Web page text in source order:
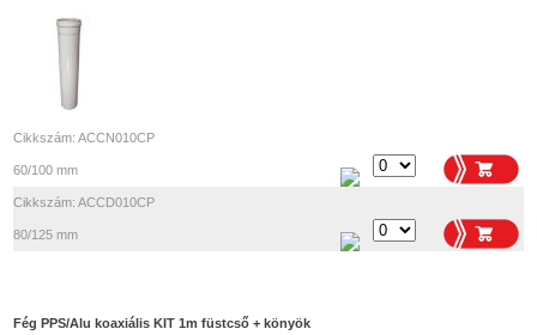
Cikkszám: ACCN010CP
60/100 mm
Cikkszám: ACCD010CP
80/125 mm
Fég PPS/Alu koaxiális KIT 1m füstcső + könyök